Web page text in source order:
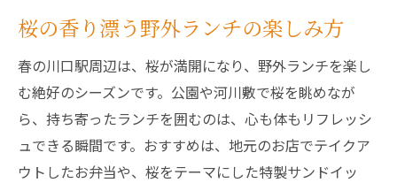
桜の香り漂う野外ランチの楽しみ方
春の川口駅周辺は、桜が満開になり、野外ランチを楽し
む絶好のシーズンです。公園や河川敷で桜を眺めなが
ら、持ち寄ったランチを囲むのは、心も体もリフレッシ
ュできる瞬間です。おすすめは、地元のお店でテイクア
ウトしたお弁当や、桜をテーマにした特製サンドイッ